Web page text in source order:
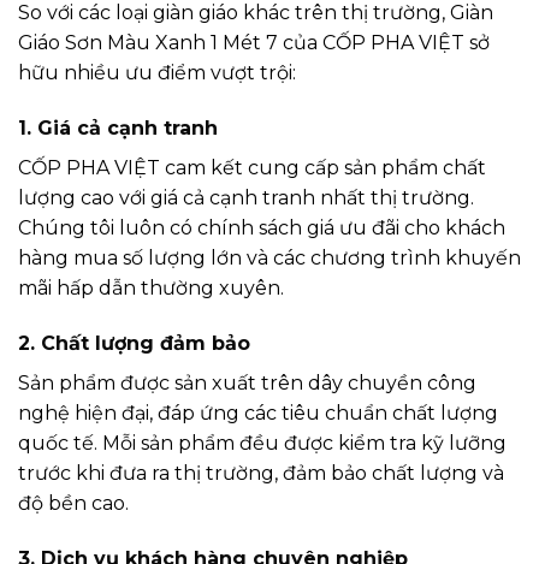
So với các loại giàn giáo khác trên thị trường, Giàn
Giáo Sơn Màu Xanh 1 Mét 7 của CỐP PHA VIỆT sở
hữu nhiều ưu điểm vượt trội:
1. Giá cả cạnh tranh
CỐP PHA VIỆT cam kết cung cấp sản phẩm chất
lượng cao với giá cả cạnh tranh nhất thị trường.
Chúng tôi luôn có chính sách giá ưu đãi cho khách
hàng mua số lượng lớn và các chương trình khuyến
mãi hấp dẫn thường xuyên.
2. Chất lượng đảm bảo
Sản phẩm được sản xuất trên dây chuyền công
nghệ hiện đại, đáp ứng các tiêu chuẩn chất lượng
quốc tế. Mỗi sản phẩm đều được kiểm tra kỹ lưỡng
trước khi đưa ra thị trường, đảm bảo chất lượng và
độ bền cao.
3. Dịch vụ khách hàng chuyên nghiệp